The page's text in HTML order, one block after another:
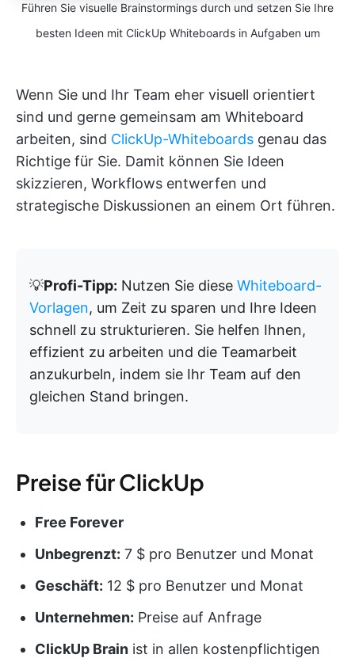
Führen Sie visuelle Brainstormings durch und setzen Sie Ihre
besten Ideen mit ClickUp Whiteboards in Aufgaben um
Wenn Sie und Ihr Team eher visuell orientiert
sind und gerne gemeinsam am Whiteboard
arbeiten, sind ClickUp-Whiteboards genau das
Richtige für Sie. Damit können Sie Ideen
skizzieren, Workflows entwerfen und
strategische Diskussionen an einem Ort führen.
💡Profi-Tipp: Nutzen Sie diese Whiteboard-
Vorlagen, um Zeit zu sparen und Ihre Ideen
schnell zu strukturieren. Sie helfen Ihnen,
effizient zu arbeiten und die Teamarbeit
anzukurbeln, indem sie Ihr Team auf den
gleichen Stand bringen.
Preise für ClickUp
Free Forever
Unbegrenzt: 7 $ pro Benutzer und Monat
Geschäft: 12 $ pro Benutzer und Monat
Unternehmen: Preise auf Anfrage
ClickUp Brain ist in allen kostenpflichtigen